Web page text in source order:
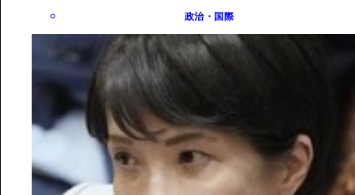
政治・国際